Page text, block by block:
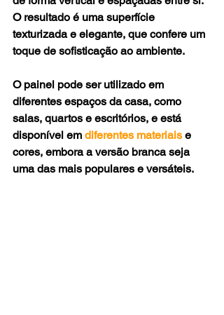
O resultado é uma superfície
texturizada e elegante, que confere um
toque de sofisticação ao ambiente.
O painel pode ser utilizado em
diferentes espaços da casa, como
salas, quartos e escritórios, e está
disponível em diferentes materiais e
cores, embora a versão branca seja
uma das mais populares e versáteis.